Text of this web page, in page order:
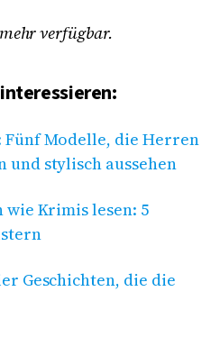
verfügbar.
Fünf Modelle, die Herren
stylisch aussehen
wie Krimis lesen: 5
Geschichten, die die